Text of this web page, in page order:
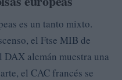
es un tanto mixto.
el Ftse MIB de
alemán muestra una
el CAC francés se